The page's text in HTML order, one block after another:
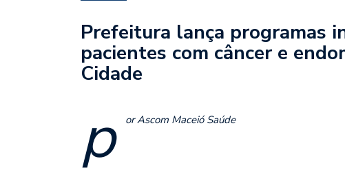
Prefeitura lança programas
pacientes com câncer e
Cidade
p or Ascom Maceió Saúde